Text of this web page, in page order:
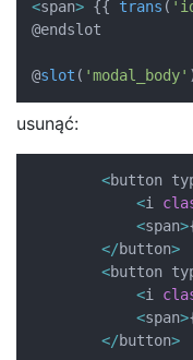
<span> {{ trans (
@endslot
@slot ( 'modal_body'
usunąć:
<button
<i
<span>
</button>
<button
<i
<span>
</button>